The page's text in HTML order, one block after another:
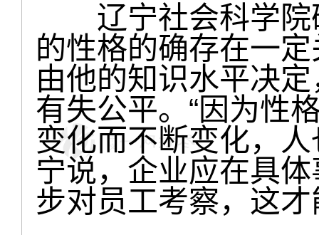
辽宁社会科学院
的性格的确存在一
由他的知识水平决
有失公平。“因为性
变化而不断变化，
宁说，企业应在具
步对员工考察，这